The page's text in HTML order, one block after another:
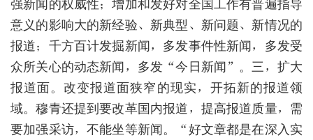
强新闻的权威性；增加和发好对全国工作有普遍指导
意义的影响大的新经验、新典型、新问题、新情况的
报道；千方百计发掘新闻，多发事件性新闻，多发受
众所关心的动态新闻，多发“今日新闻”。三，扩大
报道面。改变报道面狭窄的现实，开拓新的报道领
域。穆青还提到要改革国内报道，提高报道质量，需
要加强采访，不能坐等新闻。“好文章都是在深入实